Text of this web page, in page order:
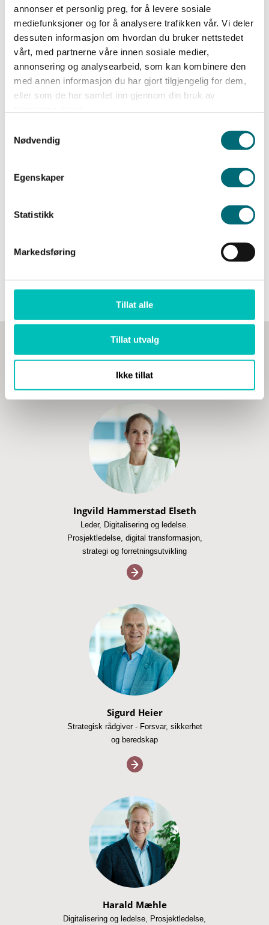
annonser et personlig preg, for å levere sosiale
mediefunksjoner og for å analysere trafikken vår. Vi deler
dessuten informasjon om hvordan du bruker nettstedet
vårt, med partnerne våre innen sosiale medier,
annonsering og analysearbeid, som kan kombinere den
med annen informasjon du har gjort tilgjengelig for dem,
eller som de har samlet inn gjennom din bruk av
Nødvendig
Egenskaper
Statistikk
Markedsføring
Tillat alle
Tillat utvalg
Ikke tillat
Hvorfor orkestrering avgjør om KI
Snakk med våre rådgivere
Ingvild Hammerstad Elseth
Leder, Digitalisering og ledelse.
Prosjektledelse, digital transformasjon,
strategi og forretningsutvikling
Sigurd Heier
Strategisk rådgiver - Forsvar, sikkerhet
og beredskap
Harald Mæhle
Digitalisering og ledelse, Prosjektledelse,